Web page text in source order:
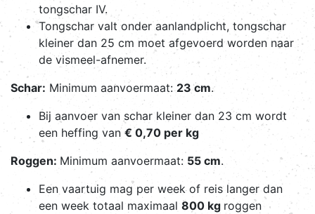
tongschar IV.
Tongschar valt onder aanlandplicht, tongschar
kleiner dan 25 cm moet afgevoerd worden naar
de vismeel-afnemer.
Schar: Minimum aanvoermaat:23 cm.
Bij aanvoer van schar kleiner dan 23 cm wordt
een heffing van € 0,70 per kg
Roggen: Minimum aanvoermaat: 55 cm.
Een vaartuig mag per week of reis langer dan
een week totaal maximaal 800 kg roggen